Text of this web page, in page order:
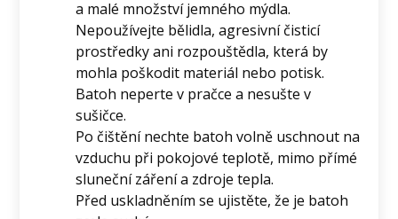
a malé množství jemného mýdla.
Nepoužívejte bělidla, agresivní čisticí
prostředky ani rozpouštědla, která by
mohla poškodit materiál nebo potisk.
Batoh neperte v pračce a nesušte v
sušičce.
Po čištění nechte batoh volně uschnout na
vzduchu při pokojové teplotě, mimo přímé
sluneční záření a zdroje tepla.
Před uskladněním se ujistěte, že je batoh